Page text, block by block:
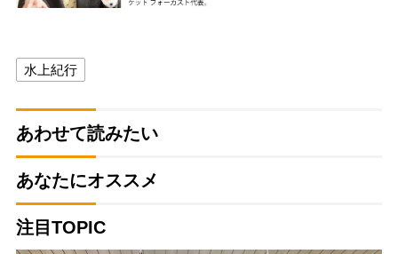
水上紀行
あわせて読みたい
あなたにオススメ
注目TOPIC